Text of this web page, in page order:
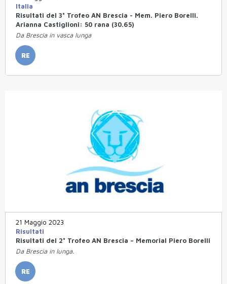
Italia
Risultati del 3° Trofeo AN Brescia - Mem. Piero Borelli.
Arianna Castiglioni: 50 rana (30.65)
Da Brescia in vasca lunga
RE
21 Maggio 2023
Risultati
Risultati del 2° Trofeo AN Brescia – Memorial Piero Borelli
Da Brescia in lunga.
RE